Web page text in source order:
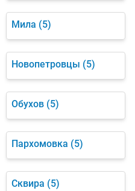
Мила (5)
Новопетровцы (5)
Обухов (5)
Пархомовка (5)
Сквира (5)